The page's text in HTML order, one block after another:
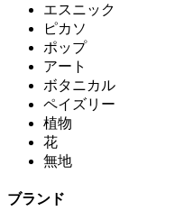
エスニック
ピカソ
ポップ
アート
ボタニカル
ペイズリー
植物
花
無地
ブランド